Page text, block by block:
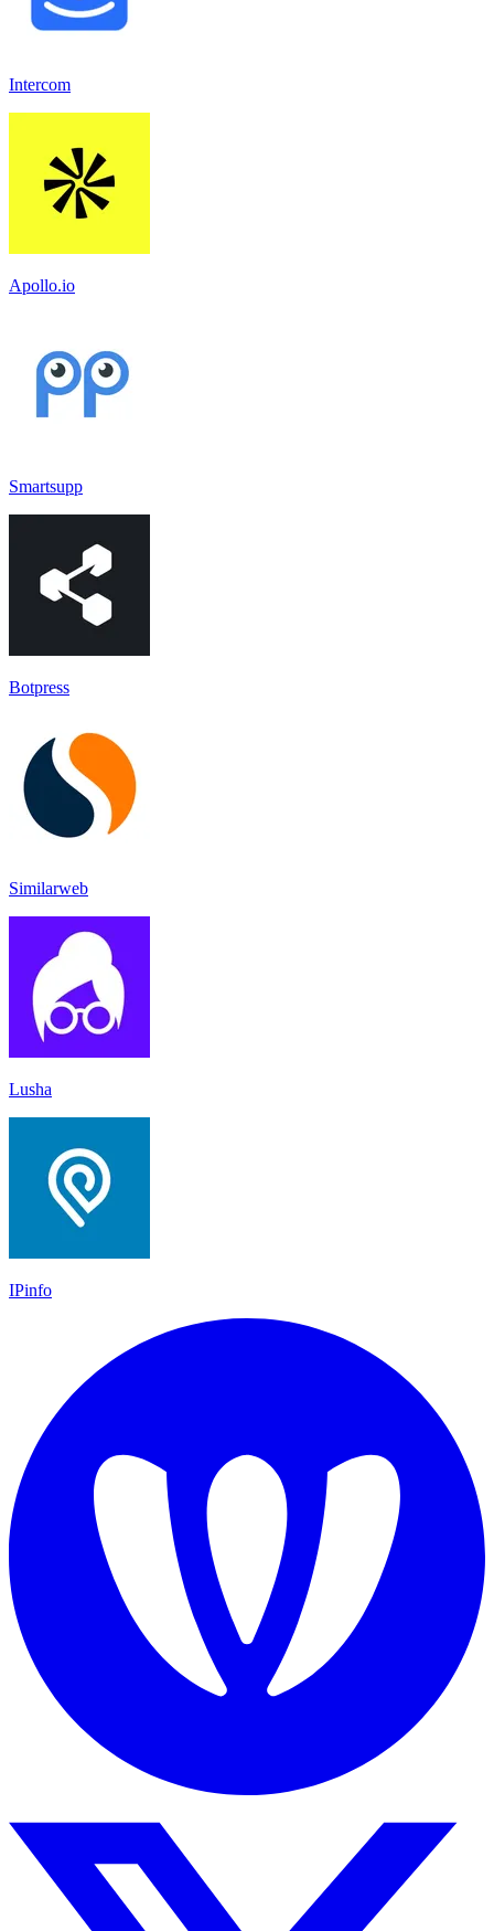
Intercom
Apollo.io
Smartsupp
Botpress
Similarweb
Lusha
IPinfo